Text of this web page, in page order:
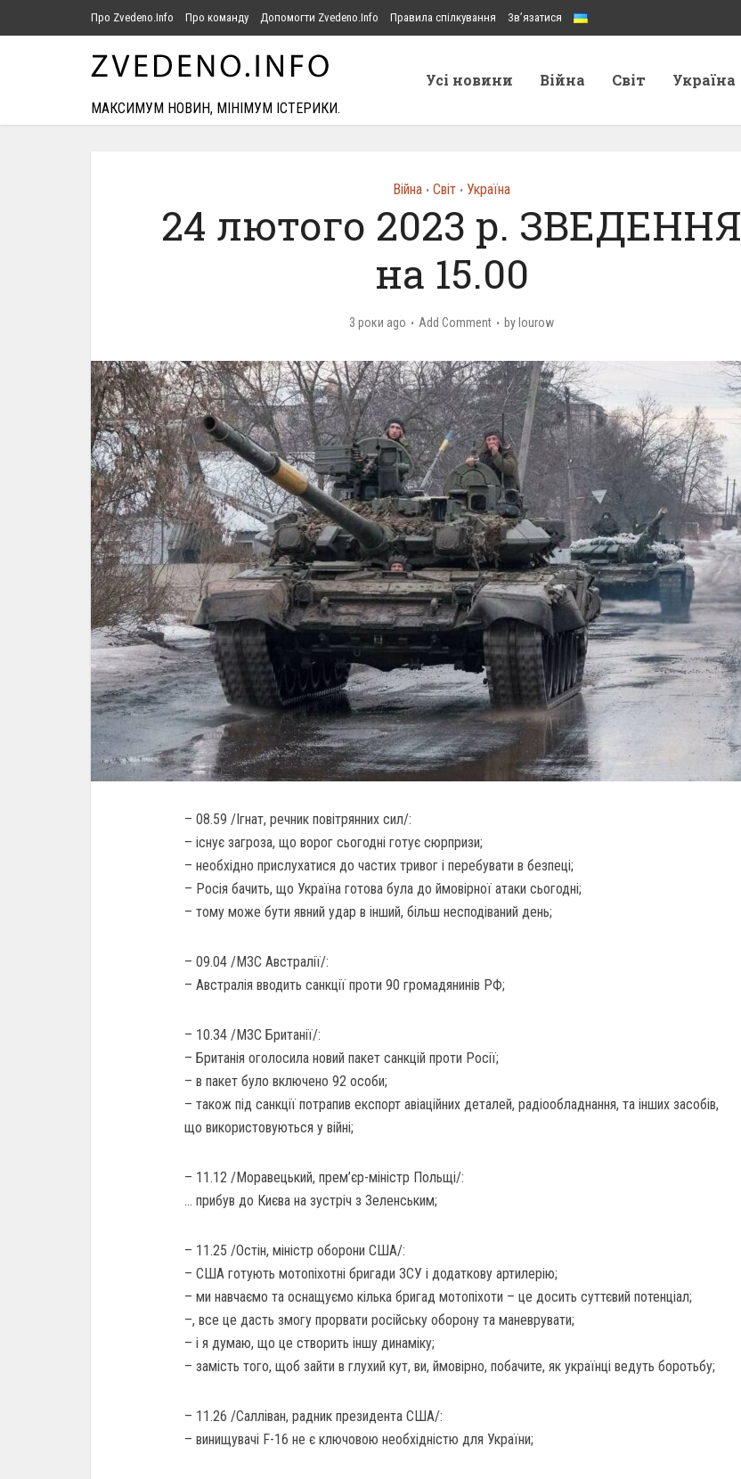
Про Zvedeno.Info Про команду Допомогти Zvedeno.Info Правила спілкування Зв’язатися
МАКСИМУМ НОВИН, МІНІМУМ ІСТЕРИКИ.
Усі новини Війна Світ Україна
Війна • Світ • Україна
24 лютого 2023 р. ЗВЕДЕННЯ
на 15.00
3 роки ago Add Comment by lourow
– 08.59 /Ігнат, речник повітрянних сил/:
– існує загроза, що ворог сьогодні готує сюрпризи;
– необхідно прислухатися до частих тривог і перебувати в безпеці;
– Росія бачить, що Україна готова була до ймовірної атаки сьогодні;
– тому може бути явний удар в інший, більш несподіваний день;
– 09.04 /МЗС Австралії/:
– Австралія вводить санкції проти 90 громадянинів РФ;
– 10.34 /МЗС Британії/:
– Британія оголосила новий пакет санкцій проти Росії;
– в пакет було включено 92 особи;
– також під санкції потрапив експорт авіаційних деталей, радіообладнання, та інших засобів,
що використовуються у війні;
– 11.12 /Моравецький, прем’єр-міністр Польщі/:
… прибув до Києва на зустріч з Зеленським;
– 11.25 /Остін, міністр оборони США/:
– США готують мотопіхотні бригади ЗСУ і додаткову артилерію;
– ми навчаємо та оснащуємо кілька бригад мотопіхоти – це досить суттєвий потенціал;
–, все це дасть змогу прорвати російську оборону та маневрувати;
– і я думаю, що це створить іншу динаміку;
– замість того, щоб зайти в глухий кут, ви, ймовірно, побачите, як українці ведуть боротьбу;
– 11.26 /Салліван, радник президента США/:
– винищувачі F-16 не є ключовою необхідністю для України;